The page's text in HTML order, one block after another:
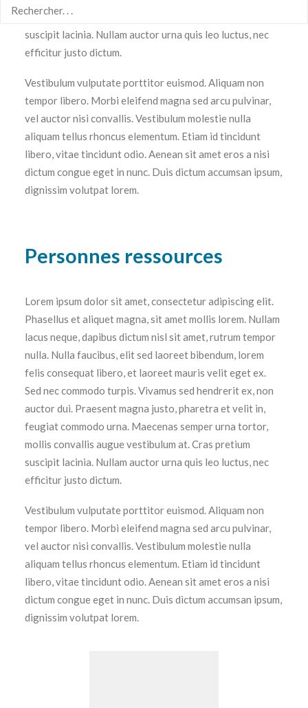
mollis convallis augue vestibulum at. Cras pretium
suscipit lacinia. Nullam auctor urna quis leo luctus, nec
efficitur justo dictum.
Vestibulum vulputate porttitor euismod. Aliquam non
tempor libero. Morbi eleifend magna sed arcu pulvinar,
vel auctor nisi convallis. Vestibulum molestie nulla
aliquam tellus rhoncus elementum. Etiam id tincidunt
libero, vitae tincidunt odio. Aenean sit amet eros a nisi
dictum congue eget in nunc. Duis dictum accumsan ipsum,
dignissim volutpat lorem.
Personnes ressources
Lorem ipsum dolor sit amet, consectetur adipiscing elit.
Phasellus et aliquet magna, sit amet mollis lorem. Nullam
lacus neque, dapibus dictum nisl sit amet, rutrum tempor
nulla. Nulla faucibus, elit sed laoreet bibendum, lorem
felis consequat libero, et laoreet mauris velit eget ex.
Sed nec commodo turpis. Vivamus sed hendrerit ex, non
auctor dui. Praesent magna justo, pharetra et velit in,
feugiat commodo urna. Maecenas semper urna tortor,
mollis convallis augue vestibulum at. Cras pretium
suscipit lacinia. Nullam auctor urna quis leo luctus, nec
efficitur justo dictum.
Vestibulum vulputate porttitor euismod. Aliquam non
tempor libero. Morbi eleifend magna sed arcu pulvinar,
vel auctor nisi convallis. Vestibulum molestie nulla
aliquam tellus rhoncus elementum. Etiam id tincidunt
libero, vitae tincidunt odio. Aenean sit amet eros a nisi
dictum congue eget in nunc. Duis dictum accumsan ipsum,
dignissim volutpat lorem.